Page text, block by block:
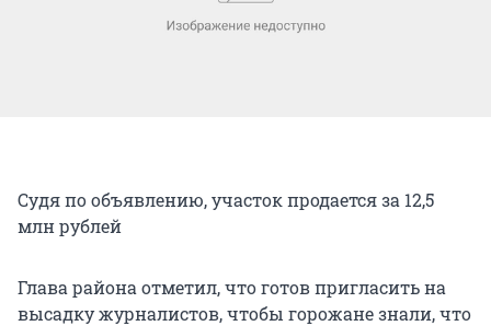
Судя по объявлению, участок продается за 12,5
млн рублей
Глава района отметил, что готов пригласить на
высадку журналистов, чтобы горожане знали, что